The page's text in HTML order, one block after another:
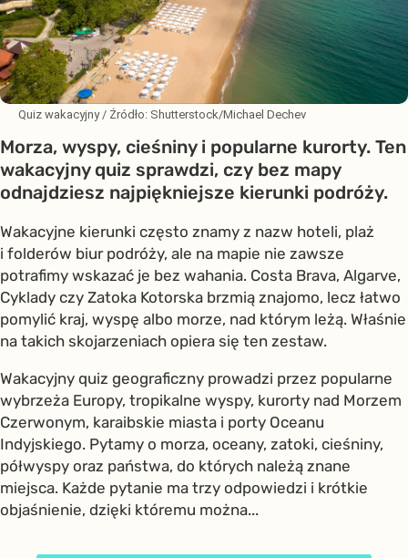
Quiz wakacyjny/ Źródło: Shutterstock/Michael Dechev
Morza, wyspy, cieśniny i popularne kurorty. Ten
wakacyjny quiz sprawdzi, czy bez mapy
odnajdziesz najpiękniejsze kierunki podróży.
Wakacyjne kierunki często znamy z nazw hoteli, plaż
i folderów biur podróży, ale na mapie nie zawsze
potrafimy wskazać je bez wahania. Costa Brava, Algarve,
Cyklady czy Zatoka Kotorska brzmią znajomo, lecz łatwo
pomylić kraj, wyspę albo morze, nad którym leżą. Właśnie
na takich skojarzeniach opiera się ten zestaw.
Wakacyjny quiz geograficzny prowadzi przez popularne
wybrzeża Europy, tropikalne wyspy, kurorty nad Morzem
Czerwonym, karaibskie miasta i porty Oceanu
Indyjskiego. Pytamy o morza, oceany, zatoki, cieśniny,
półwyspy oraz państwa, do których należą znane
miejsca. Każde pytanie ma trzy odpowiedzi i krótkie
objaśnienie, dzięki któremu można...